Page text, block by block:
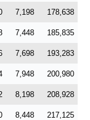
7,198 178,638
7,448 185,835
7,698 193,283
7,948 200,980
8,198 208,928
8,448 217,125